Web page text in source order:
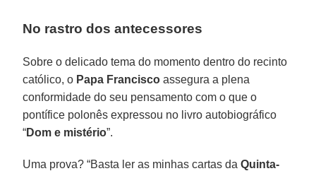
No rastro dos antecessores
Sobre o delicado tema do momento dentro do recinto
católico, o Papa Francisco assegura a plena
conformidade do seu pensamento com o que o
pontífice polonês expressou no livro autobiográfico
“Dom e mistério”.
Uma prova? “Basta ler as minhas cartas daQuinta-